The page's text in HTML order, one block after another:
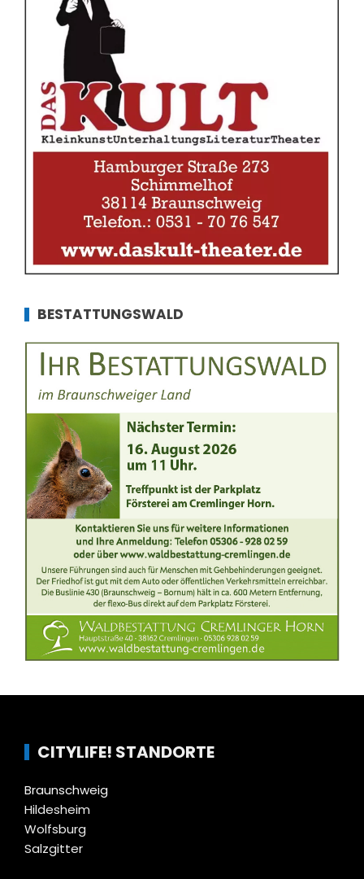
BESTATTUNGSWALD
CITYLIFE! STANDORTE
Braunschweig
Hildesheim
Wolfsburg
Salzgitter